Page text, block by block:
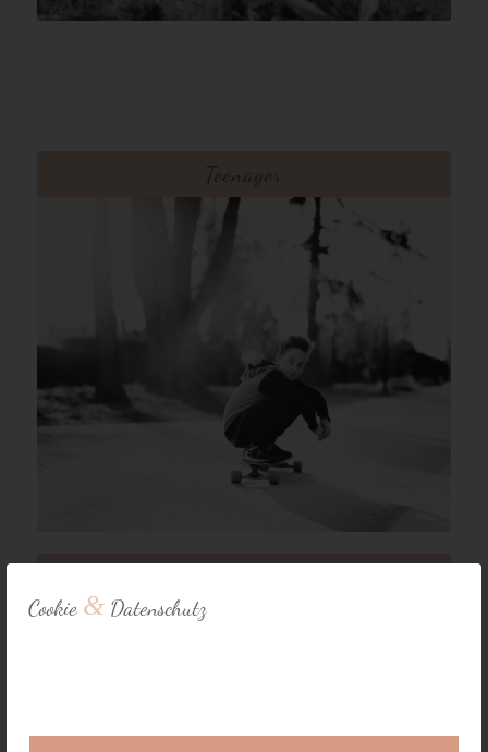
Cookie & Datenschutz
Teenager